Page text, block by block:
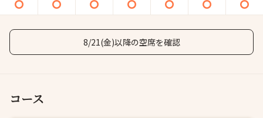
8/21(金)以降の空席を確認
コース